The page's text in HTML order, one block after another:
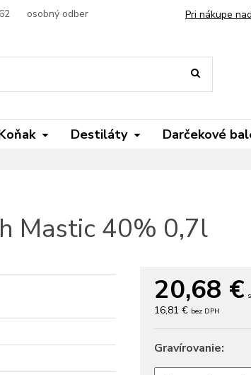
osobný odber Pri nákupe
Destiláty Darčekové
Mastic 40% 0,7l
20,68 €
16,81 € bez DPH
Gravírovanie: